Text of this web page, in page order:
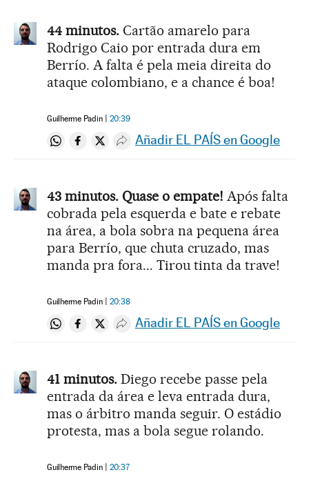
44 minutos. Cartão amarelo para
Rodrigo Caio por entrada dura em
Berrío. A falta é pela meia direita do
ataque colombiano, e a chance é boa!
Guilherme Padin 20:39
Compartir en Whatsapp
Compartir en Facebook
Compartir en Twitter
Desplegar Redes Sociales
Añadir EL PAÍS en Google
43 minutos. Quase o empate! Após falta
cobrada pela esquerda e bate e rebate
na área, a bola sobra na pequena área
para Berrío, que chuta cruzado, mas
manda pra fora... Tirou tinta da trave!
Guilherme Padin 20:38
Compartir en Whatsapp
Compartir en Facebook
Compartir en Twitter
Desplegar Redes Sociales
Añadir EL PAÍS en Google
41 minutos. Diego recebe passe pela
entrada da área e leva entrada dura,
mas o árbitro manda seguir. O estádio
protesta, mas a bola segue rolando.
Guilherme Padin 20:37